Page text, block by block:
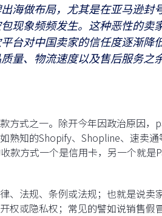
海做布局，尤其是在亚马逊封
现象频频发生。这种恶性的卖
台对中国卖家的信任度逐渐降
量、物流速度以及售后服务之
方式之一。除开今年因政治原因，
熟知的Shopify、Shopline、速卖通
方式一个是信用卡，另一个就是
、法规、条例或法规；也就是说卖
或隐私权；常见的譬如说销售假